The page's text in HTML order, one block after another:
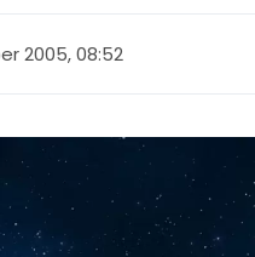
2005, 08:52